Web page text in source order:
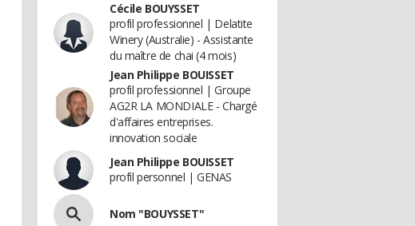
Cécile BOUYSSET
profil professionnel | Delatite
Winery (Australie) - Assistante
du maître de chai (4 mois)
Jean Philippe BOUISSET
profil professionnel | Groupe
AG2R LA MONDIALE - Chargé
d'affaires entreprises.
innovation sociale
Jean Philippe BOUISSET
profil personnel | GENAS
Nom "BOUYSSET"